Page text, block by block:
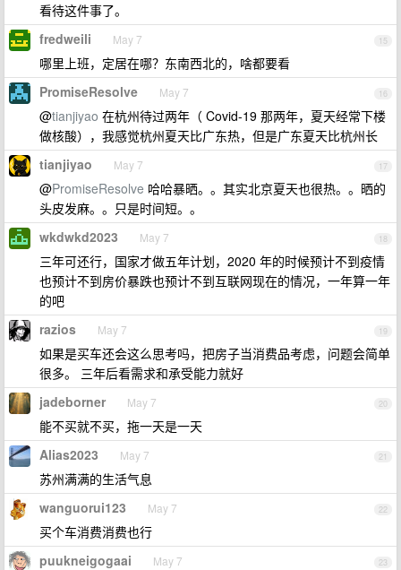
看待这件事了。
15
fredweili May 7
哪里上班，定居在哪？东南西北的，啥都要看
16
PromiseResolve May 7
@tianjiyao 在杭州待过两年（ Covid-19 那两年，夏天经常下楼
做核酸），我感觉杭州夏天比广东热，但是广东夏天比杭州长
17
tianjiyao May 7
@PromiseResolve 哈哈暴晒。。其实北京夏天也很热。。晒的
头皮发麻。。只是时间短。。
18
wkdwkd2023 May 7
三年可还行，国家才做五年计划，2020 年的时候预计不到疫情
也预计不到房价暴跌也预计不到互联网现在的情况，一年算一年
的吧
19
razios May 7
如果是买车还会这么思考吗，把房子当消费品考虑，问题会简单
很多。 三年后看需求和承受能力就好
20
jadeborner May 7
能不买就不买，拖一天是一天
21
Alias2023 May 7
苏州满满的生活气息
22
wanguorui123 May 7
买个车消费消费也行
23
puukneigogaai May 7